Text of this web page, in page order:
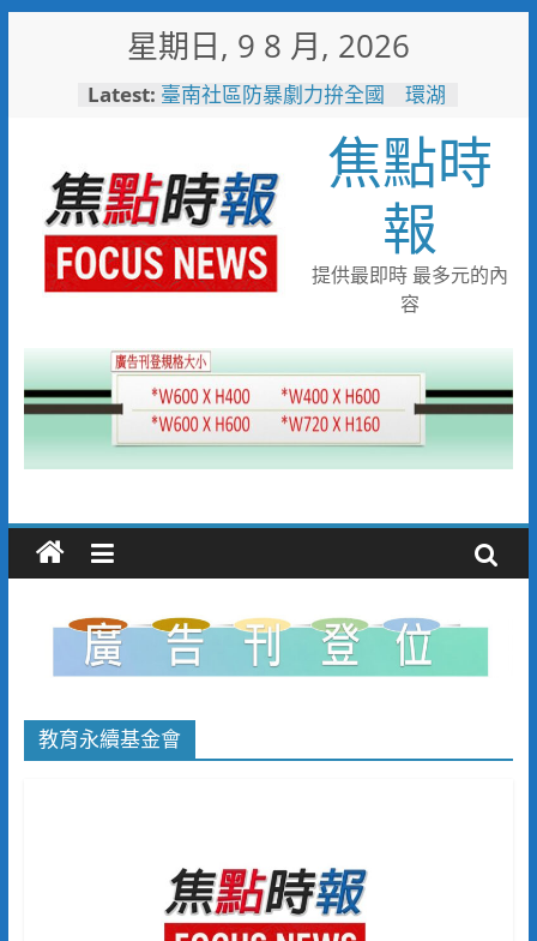
星期日, 9 8 月, 2026
Latest: 臺南社區防暴劇力拚全國 環湖
搭台灣好行低碳暢玩小琉球！大
鵬灣管理處推出暑假好康
高雄4,599件作品傳遞拒毒信
念 「2026港都反毒盃」用畫
筆打造兒童防毒力
498位大專青年返鄉 彰化暑期
工讀營隊結業
彰化縣運會6項10人破大會紀錄
焦點時
報
提供最即時 最多元的內
容
教育永續基金會